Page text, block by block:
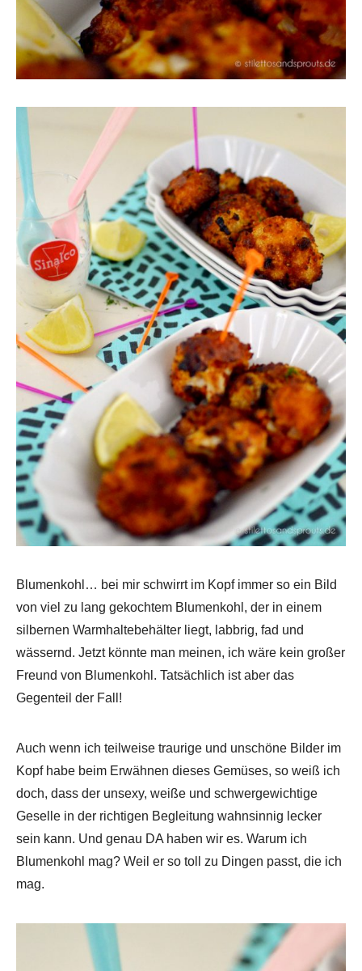
Blumenkohl… bei mir schwirrt im Kopf immer so ein Bild
von viel zu lang gekochtem Blumenkohl, der in einem
silbernen Warmhaltebehälter liegt, labbrig, fad und
wässernd. Jetzt könnte man meinen, ich wäre kein großer
Freund von Blumenkohl. Tatsächlich ist aber das
Gegenteil der Fall!
Auch wenn ich teilweise traurige und unschöne Bilder im
Kopf habe beim Erwähnen dieses Gemüses, so weiß ich
doch, dass der unsexy, weiße und schwergewichtige
Geselle in der richtigen Begleitung wahnsinnig lecker
sein kann. Und genau DA haben wir es. Warum ich
Blumenkohl mag? Weil er so toll zu Dingen passt, die ich
mag.